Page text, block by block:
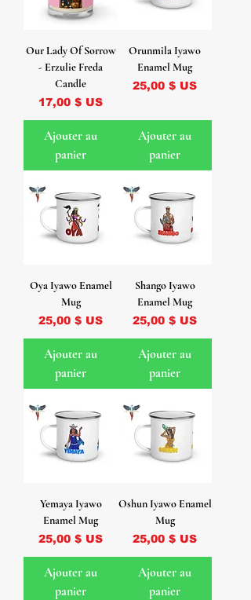
Our Lady Of Sorrow
- Erzulie Freda
Candle
Prix
17,00 $ US
Ajouter au
panier
Orunmila Iyawo
Enamel Mug
Prix
25,00 $ US
Ajouter au
panier
Oya Iyawo Enamel
Mug
Prix
25,00 $ US
Ajouter au
panier
Shango Iyawo
Enamel Mug
Prix
25,00 $ US
Ajouter au
panier
Yemaya Iyawo
Enamel Mug
Prix
25,00 $ US
Ajouter au
panier
Oshun Iyawo Enamel
Mug
Prix
25,00 $ US
Ajouter au
panier